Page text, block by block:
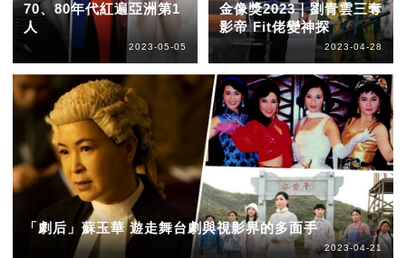
70、80年代紅遍亞洲第1
人
2023-05-05
金像獎2023｜劉青雲三奪
影帝 Fit佬變神探
2023-04-28
「劇后」蘇玉華 遊走舞台劇與視影界的多面手
2023-04-21